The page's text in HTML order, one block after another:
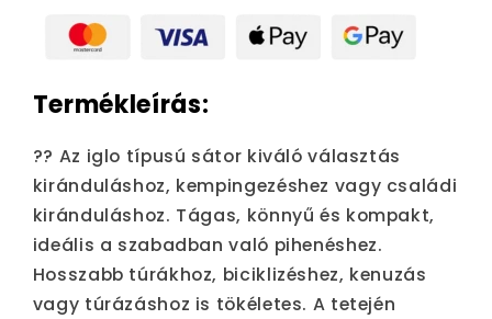
strapabíró.
mennyiségének
strapabíró.
Termékleírás:
??️ Az iglo típusú sátor kiváló választás
kiránduláshoz, kempingezéshez vagy családi
kiránduláshoz. Tágas, könnyű és kompakt,
ideális a szabadban való pihenéshez.
Hosszabb túrákhoz, biciklizéshez, kenuzás
vagy túrázáshoz is tökéletes. A tetején